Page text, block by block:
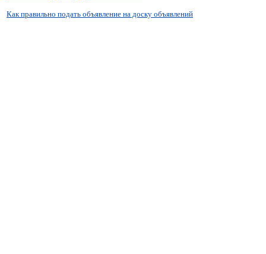
Как правильно подать объявление на доску объявлений